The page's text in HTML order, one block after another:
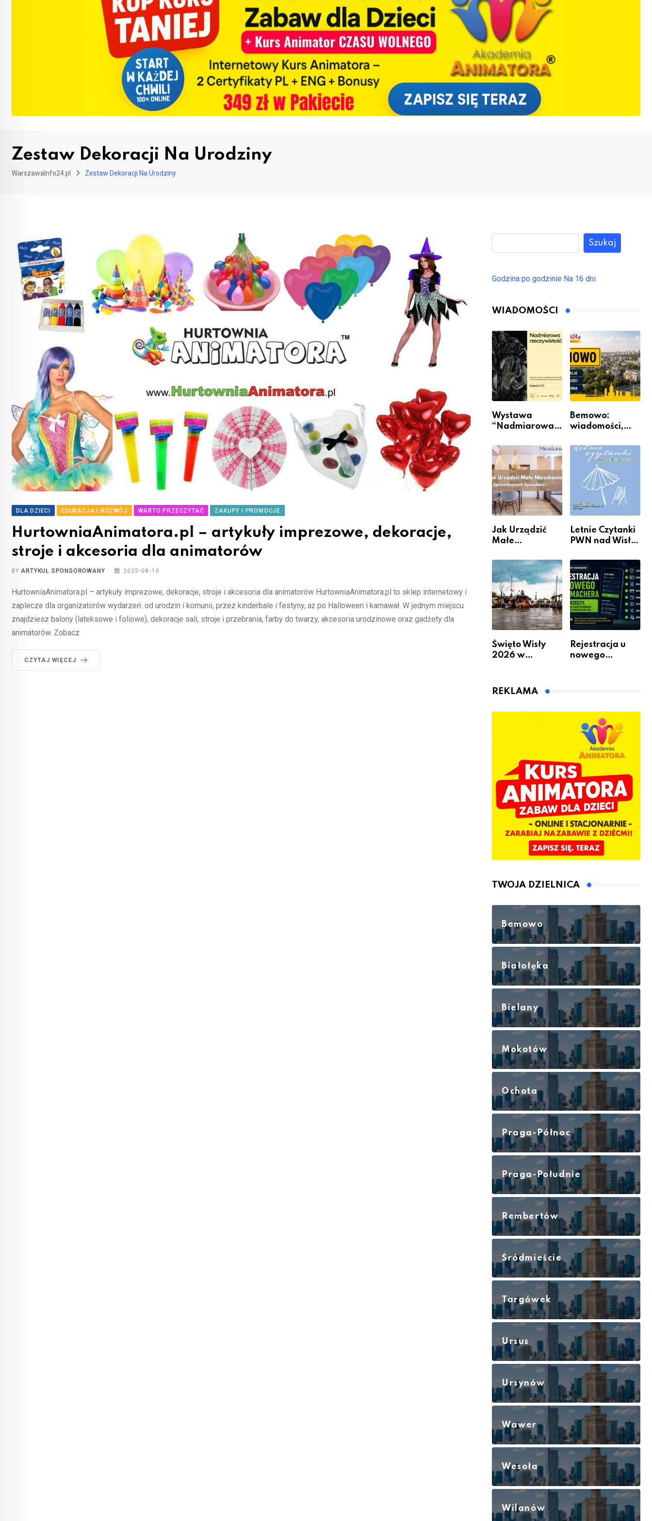
Zestaw Dekoracji Na Urodziny
WarszawaInfo24.pl Zestaw Dekoracji Na Urodziny
DLA DZIECI EDUKACJA I ROZWÓJ WARTO PRZECZYTAĆ ZAKUPY I PROMOCJE
HurtowniaAnimatora.pl – artykuły imprezowe, dekoracje,
stroje i akcesoria dla animatorów
BYARTYKUŁ SPONSOROWANY 2025-08-16
HurtowniaAnimatora.pl – artykuły imprezowe, dekoracje, stroje i akcesoria dla animatorów HurtowniaAnimatora.pl to sklep internetowy i
zaplecze dla organizatorów wydarzeń: od urodzin i komunii, przez kinderbale i festyny, aż po Halloween i karnawał. W jednym miejscu
znajdziesz balony (lateksowe i foliowe), dekoracje sali, stroje i przebrania, farby do twarzy, akcesoria urodzinowe oraz gadżety dla
animatorów. Zobacz
CZYTAJ WIĘCEJ
Szukaj
Godzina po godzinie Na 16 dni
WIADOMOŚCI
Wystawa
“Nadmiarowa
w Galerii XX1
Bemowo:
wiadomości,
wydarzenia z
dzielnicy
Jak Urządzić
Małe
Sposobów Na
Więcej
Przestrzeni Bez
Kosztownego
Remontu
Letnie Czytanki
PWN nad Wisłą.
książką, kawą i
chwilą dla
siebie
Święto Wisły
2026 w
się będzie działo
Rejestracja u
nowego
wpłatą
REKLAMA
TWOJA DZIELNICA
Bemowo
Białołęka
Bielany
Mokotów
Ochota
Praga-Północ
Praga-Południe
Rembertów
Śródmieście
Targówek
Ursus
Ursynów
Wawer
Wesoła
Wilanów